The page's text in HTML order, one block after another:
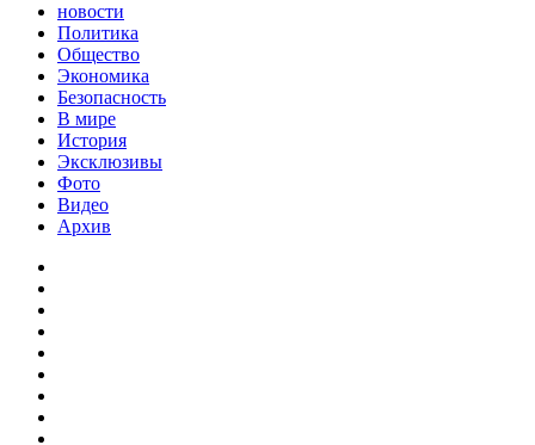
новости
Политика
Общество
Экономика
Безопасность
В мире
История
Эксклюзивы
Фото
Видео
Архив